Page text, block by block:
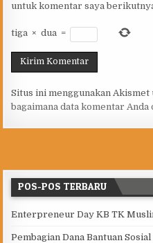
untuk komentar saya
tiga × dua =
Situs ini menggunakan
bagaimana data komentar
POS-POS TERBARU
Enterpreneur Day KB TK
Pembagian Dana Bantuan